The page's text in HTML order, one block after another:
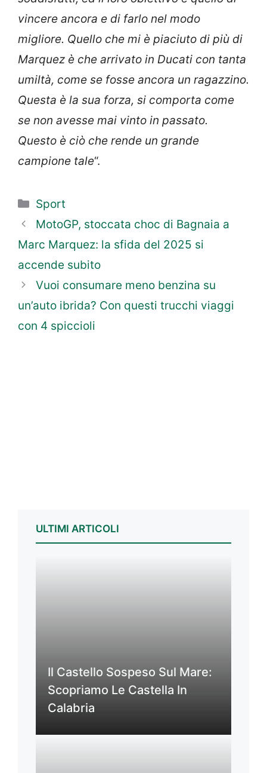
vincere ancora e di farlo nel modo
migliore. Quello che mi è piaciuto di più di
Marquez è che arrivato in Ducati con tanta
umiltà, come se fosse ancora un ragazzino.
Questa è la sua forza, si comporta come
se non avesse mai vinto in passato.
Questo è ciò che rende un grande
campione tale“.
Categorie
Sport
MotoGP, stoccata choc di Bagnaia a
Marc Marquez: la sfida del 2025 si
accende subito
Vuoi consumare meno benzina su
un’auto ibrida? Con questi trucchi viaggi
con 4 spiccioli
ULTIMI ARTICOLI
Il Castello Sospeso Sul Mare:
Scopriamo Le Castella In
Calabria